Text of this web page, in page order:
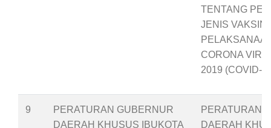
TENTANG
JENIS VAKSIN
CORONA
2019 (COVID-
9
PERATURAN GUBERNUR
DAERAH KHUSUS IBUKOTA
PERATURAN
DAERAH